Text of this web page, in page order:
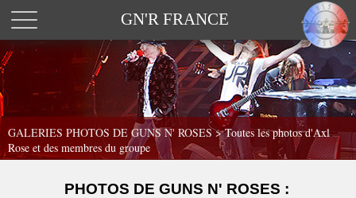
GN'R FRANCE
GALERIES PHOTOS DE GUNS N' ROSES >Toutes les photos d'Axl
Rose et des membres du groupe
PHOTOS DE GUNS N' ROSES :